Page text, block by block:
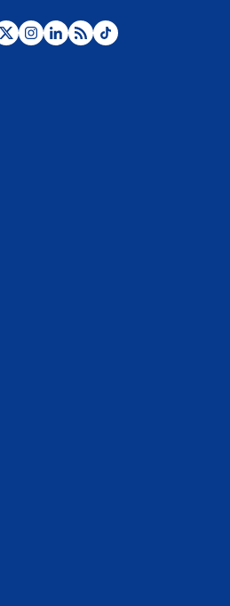
¿La posesión de Abelardo De la